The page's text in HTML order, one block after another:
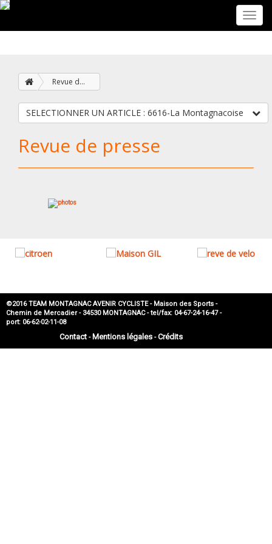
Revue de presse
SELECTIONNER UN ARTICLE : 6616-La Montagnacoise
Revue de presse
©2016 TEAM MONTAGNAC AVENIR CYCLISTE - Maison des Sports -
Chemin de Mercadier - 34530 MONTAGNAC - tel/fax: 04-67-24-16-47 -
port: 06-62-02-11-08
Contact- Mentions légales-Crédits